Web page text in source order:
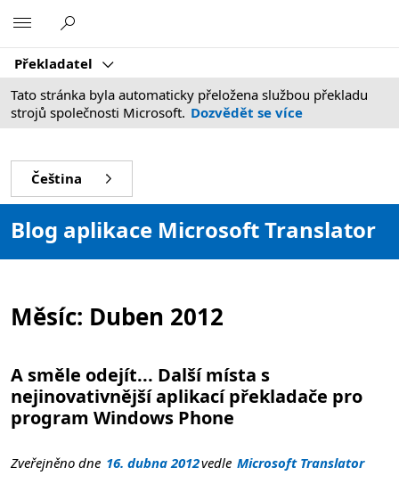
Překladatel
Tato stránka byla automaticky přeložena službou překladu
strojů společnosti Microsoft. Dozvědět se více
Čeština
Blog aplikace Microsoft Translator
Měsíc: Duben 2012
A směle odejít... Další místa s
nejinovativnější aplikací překladače pro
program Windows Phone
Zveřejněno dne 16. dubna 2012vedle Microsoft Translator